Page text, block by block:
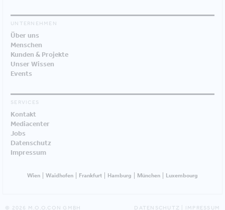
UNTERNEHMEN
Über uns
Menschen
Kunden & Projekte
Unser Wissen
Events
SERVICES
Kontakt
Mediacenter
Jobs
Datenschutz
Impressum
Wien Waidhofen Frankfurt Hamburg München Luxembourg
© 2026 M.O.O.CON GMBH DATENSCHUTZ IMPRESSUM